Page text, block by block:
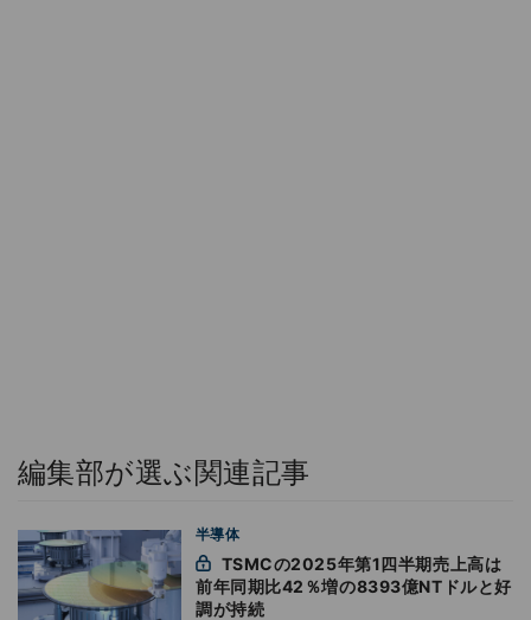
編集部が選ぶ関連記事
半導体
前年同期比42％増の8393億NTドルと好
調が持続